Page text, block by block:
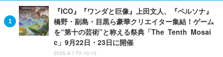
『ICO』『ワンダと巨像』上田文人、『ペルソナ』
橋野・副島・目黒ら豪華クリエイター集結！ゲーム
を“第十の芸術”と称える祭典「The Tenth Mosai
c」9月22日・23日に開催
2026.8.7 Fri 10:10